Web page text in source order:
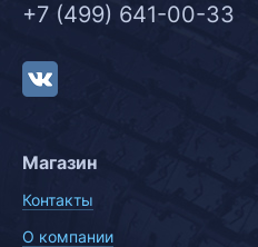
+7 (499) 641-00-33
Магазин
Контакты
О компании